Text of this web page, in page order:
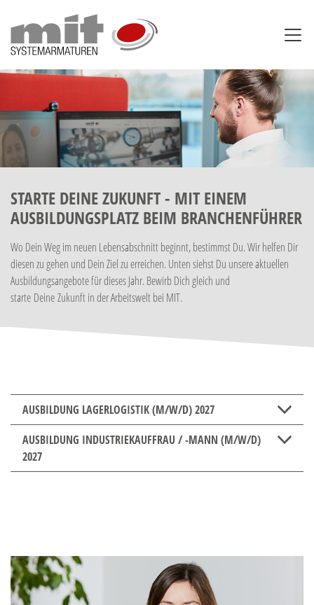
STARTE DEINE ZUKUNFT - MIT EINEM
AUSBILDUNGSPLATZ BEIM BRANCHENFÜHRER
Wo Dein Weg im neuen Lebensabschnitt beginnt, bestimmst Du. Wir helfen Dir
diesen zu gehen und Dein Ziel zu erreichen. Unten siehst Du unsere aktuellen
Ausbildungsangebote für dieses Jahr. Bewirb Dich gleich und
starte Deine Zukunft in der Arbeitswelt bei MIT.
AUSBILDUNG LAGERLOGISTIK (M/W/D) 2027
AUSBILDUNG INDUSTRIEKAUFFRAU / -MANN (M/W/D)
2027